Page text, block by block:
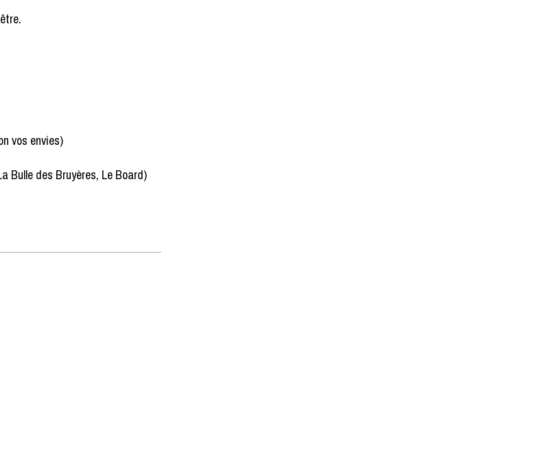
vos envies)
Bulle des Bruyères, Le Board)